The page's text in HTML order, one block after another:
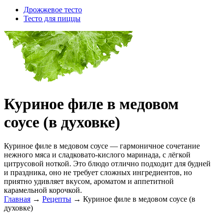
Дрожжевое тесто
Тесто для пиццы
Куриное филе в медовом
соусе (в духовке)
Куриное филе в медовом соусе — гармоничное сочетание
нежного мяса и сладковато-кислого маринада, с лёгкой
цитрусовой ноткой. Это блюдо отлично подходит для будней
и праздника, оно не требует сложных ингредиентов, но
приятно удивляет вкусом, ароматом и аппетитной
карамельной корочкой.
Главная → Рецепты → Куриное филе в медовом соусе (в
духовке)